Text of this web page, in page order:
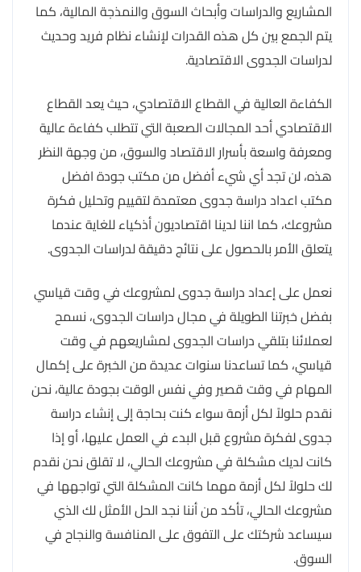
المشاريع والدراسات وأبحاث السوق والنمذجة المالية، كما
يتم الجمع بين كل هذه القدرات لإنشاء نظام فريد وحديث
لدراسات الجدوى الاقتصادية.
الكفاءة العالية في القطاع الاقتصادي، حيث يعد القطاع
الاقتصادي أحد المجالات الصعبة التي تتطلب كفاءة عالية
ومعرفة واسعة بأسرار الاقتصاد والسوق، من وجهة النظر
هذه، لن تجد أي شيء أفضل من مكتب جودة افضل
مكتب اعداد دراسة جدوى معتمدة لتقييم وتحليل فكرة
مشروعك، كما اننا لدينا اقتصاديون أذكياء للغاية عندما
يتعلق الأمر بالحصول على نتائج دقيقة لدراسات الجدوى.
نعمل على إعداد دراسة جدوى لمشروعك في وقت قياسي
بفضل خبرتنا الطويلة في مجال دراسات الجدوى، نسمح
لعملائنا بتلقي دراسات الجدوى لمشاريعهم في وقت
قياسي، كما تساعدنا سنوات عديدة من الخبرة على إكمال
المهام في وقت قصير وفي نفس الوقت بجودة عالية، نحن
نقدم حلولاً لكل أزمة سواء كنت بحاجة إلى إنشاء دراسة
جدوى لفكرة مشروع قبل البدء في العمل عليها، أو إذا
كانت لديك مشكلة في مشروعك الحالي، لا تقلق نحن نقدم
لك حلولاً لكل أزمة مهما كانت المشكلة التي تواجهها في
مشروعك الحالي، تأكد من أننا نجد الحل الأمثل لك الذي
سيساعد شركتك على التفوق على المنافسة والنجاح في
السوق.